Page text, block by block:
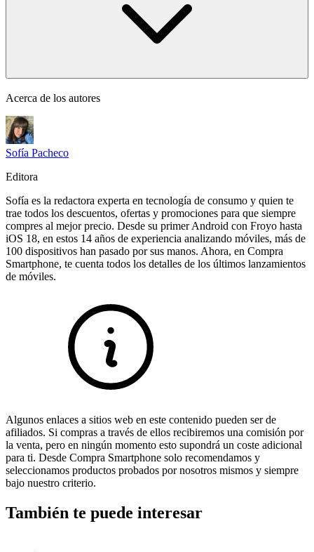
Acerca de los autores
Sofía Pacheco
Editora
Sofía es la redactora experta en tecnología de consumo y quien te
trae todos los descuentos, ofertas y promociones para que siempre
compres al mejor precio. Desde su primer Android con Froyo hasta
iOS 18, en estos 14 años de experiencia analizando móviles, más de
100 dispositivos han pasado por sus manos. Ahora, en Compra
Smartphone, te cuenta todos los detalles de los últimos lanzamientos
de móviles.
Algunos enlaces a sitios web en este contenido pueden ser de
afiliados. Si compras a través de ellos recibiremos una comisión por
la venta, pero en ningún momento esto supondrá un coste adicional
para ti. Desde Compra Smartphone solo recomendamos y
seleccionamos productos probados por nosotros mismos y siempre
bajo nuestro criterio.
También te puede interesar